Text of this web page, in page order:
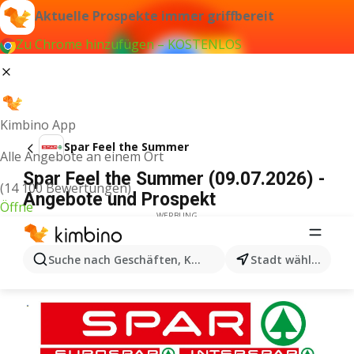
Aktuelle Prospekte immer griffbereit
Zu Chrome hinzufügen – KOSTENLOS
Kimbino App
Alle Angebote an einem Ort
(14 100 Bewertungen)
Öffne
Suche nach Geschäften, Kategorien, Produkten...
Stadt wählen
Spar Feel the Summer
Spar Feel the Summer (09.07.2026) -
Angebote und Prospekt
WERBUNG